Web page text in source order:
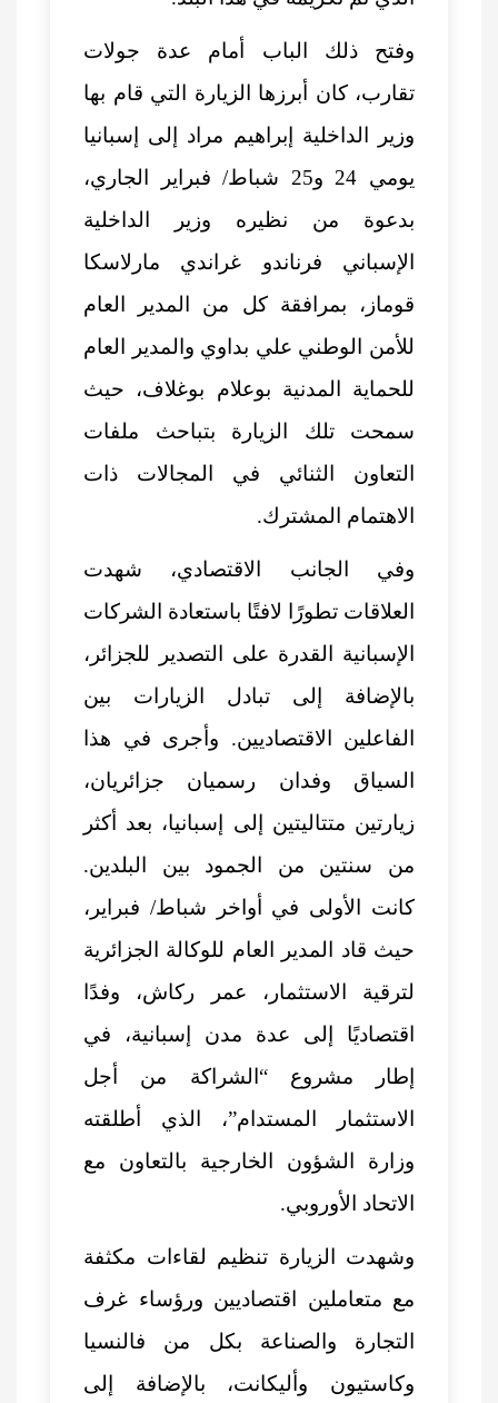
وفتح ذلك الباب أمام عدة جولات
تقارب، كان أبرزها الزيارة التي قام بها
وزير الداخلية إبراهيم مراد إلى إسبانيا
يومي 24 و25 شباط/ فبراير الجاري،
بدعوة من نظيره وزير الداخلية
الإسباني فرناندو غراندي مارلاسكا
قوماز، بمرافقة كل من المدير العام
للأمن الوطني علي بداوي والمدير العام
للحماية المدنية بوعلام بوغلاف، حيث
سمحت تلك الزيارة بتباحث ملفات
التعاون الثنائي في المجالات ذات
الاهتمام المشترك.
وفي الجانب الاقتصادي، شهدت
العلاقات تطورًا لافتًا باستعادة الشركات
الإسبانية القدرة على التصدير للجزائر،
بالإضافة إلى تبادل الزيارات بين
الفاعلين الاقتصاديين. وأجرى في هذا
السياق وفدان رسميان جزائريان،
زيارتين متتاليتين إلى إسبانيا، بعد أكثر
من سنتين من الجمود بين البلدين.
كانت الأولى في أواخر شباط/ فبراير،
حيث قاد المدير العام للوكالة الجزائرية
لترقية الاستثمار، عمر ركاش، وفدًا
اقتصاديًا إلى عدة مدن إسبانية، في
إطار مشروع “الشراكة من أجل
الاستثمار المستدام”، الذي أطلقته
وزارة الشؤون الخارجية بالتعاون مع
الاتحاد الأوروبي.
وشهدت الزيارة تنظيم لقاءات مكثفة
مع متعاملين اقتصاديين ورؤساء غرف
التجارة والصناعة بكل من فالنسيا
وكاستيون وأليكانت، بالإضافة إلى